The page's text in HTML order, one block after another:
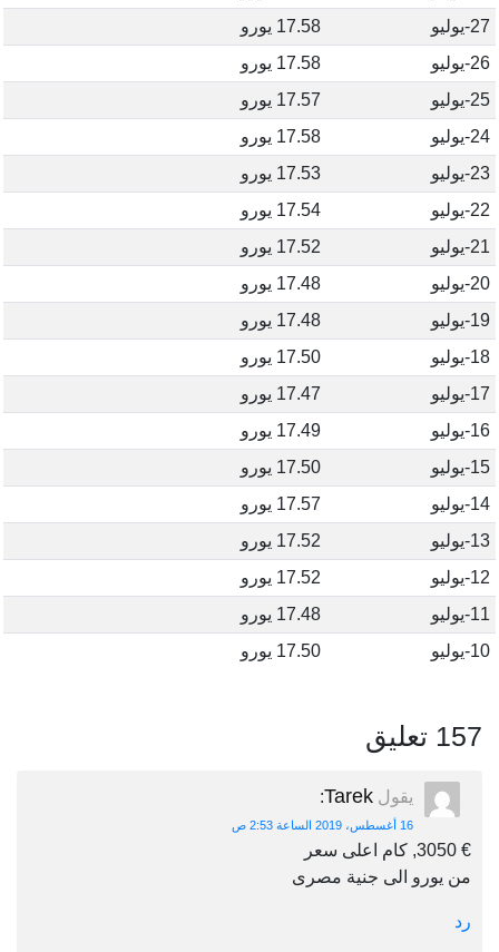
27-يوليو
17.58 يورو
26-يوليو
17.58 يورو
25-يوليو
17.57 يورو
24-يوليو
17.58 يورو
23-يوليو
17.53 يورو
22-يوليو
17.54 يورو
21-يوليو
17.52 يورو
20-يوليو
17.48 يورو
19-يوليو
17.48 يورو
18-يوليو
17.50 يورو
17-يوليو
17.47 يورو
16-يوليو
17.49 يورو
15-يوليو
17.50 يورو
14-يوليو
17.57 يورو
13-يوليو
17.52 يورو
12-يوليو
17.52 يورو
11-يوليو
17.48 يورو
10-يوليو
17.50 يورو
157 تعليق
يقول Tarek
:
16 أغسطس، 2019 الساعة 2:53 ص
€ 3050, كام اعلى سعر
من يورو الى جنية مصرى
رد